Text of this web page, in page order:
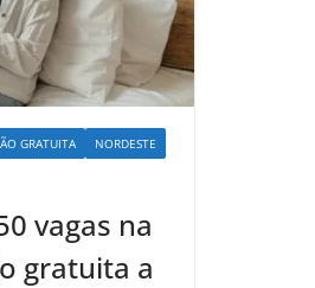
GRATUITA
NORDESTE
vagas na
gratuita a